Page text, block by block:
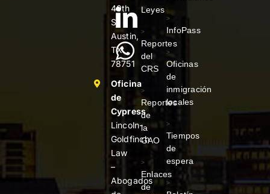
40th
St
Austin,
TX
78751
Oficina
de
Cypress
Lincoln-
Goldfinch
Law
–
Abogados
Leyes
>
Reportes
del
CRS
>
Reportes
de
la
GAO
>
Enlaces
de
>
InfoPass
>
Oficinas
de
inmigración
locales
>
Tiempos
de
espera
>